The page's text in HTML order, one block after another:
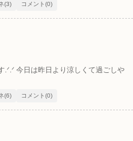
(3) コメント(0)
.ᐟ‪.ᐟ‪ 今日は昨日より涼しくて過ごしや
(6) コメント(0)